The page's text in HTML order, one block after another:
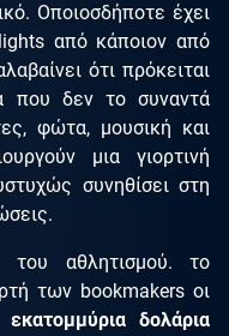
Οποιοσδήποτε έχει
από κάποιον από
ότι πρόκειται
που δεν το συναντά
φώτα, μουσική και
μια γιορτινή
συνηθίσει στη
αθλητισμού. το
των bookmakers οι
εκατομμύρια δολάρια